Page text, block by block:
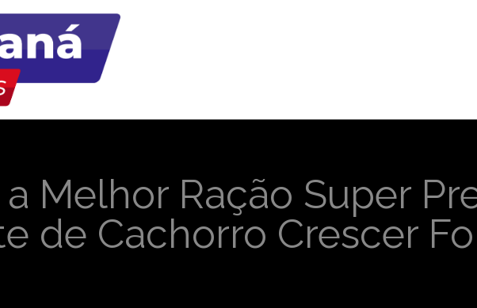
Melhor Ração Super
de Cachorro Crescer